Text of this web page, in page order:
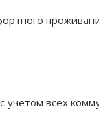
учетом всех